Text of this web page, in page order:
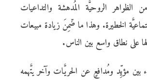
الظواهر الروحيَّة المُدهشة والتداعيات
الخطيرة. وهذا ما ضّمِنَ زيادة مبيعات
على نطاق واسع بين الناس.
بين مؤيِّد ومُدافعٍ عن الحريَّات وآخر يتَّهمه